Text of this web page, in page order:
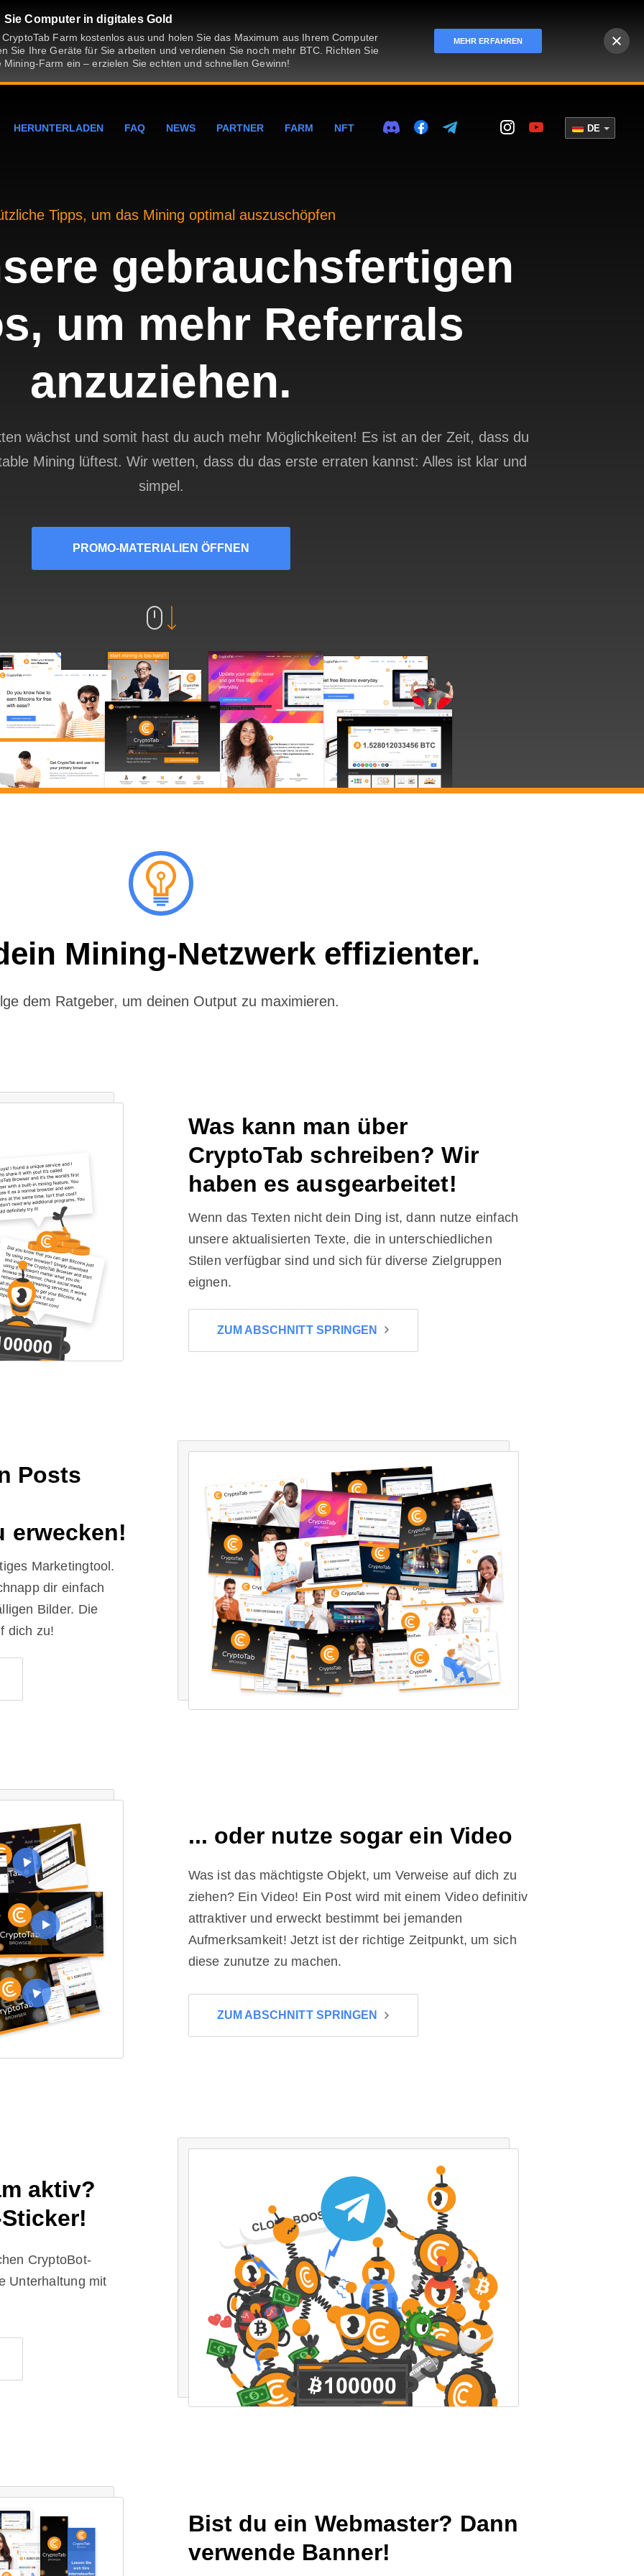
Sie Computer in digitales Gold
Farm kostenlos aus und holen Sie das Maximum aus Ihrem Computer
Sie Ihre Geräte für Sie arbeiten und verdienen Sie noch mehr BTC. Richten Sie
Mining-Farm ein – erzielen Sie echten und schnellen Gewinn!
MEHR ERFAHREN
HERUNTERLADEN FAQ NEWS PARTNER FARM NFT DE
Tipps, um das Mining optimal auszuschöpfen
gebrauchsfertigen
um mehr Referrals
anzuziehen.
wächst und somit hast du auch mehr Möglichkeiten! Es ist an der Zeit, dass du
Mining lüftest. Wir wetten, dass du das erste erraten kannst: Alles ist klar und
simpel.
PROMO-MATERIALIEN ÖFFNEN
Mining-Netzwerk effizienter.
dem Ratgeber, um deinen Output zu maximieren.
Was kann man über
CryptoTab schreiben? Wir
haben es ausgearbeitet!
Wenn das Texten nicht dein Ding ist, dann nutze einfach
unsere aktualisierten Texte, die in unterschiedlichen
Stilen verfügbar sind und sich für diverse Zielgruppen
eignen.
ZUM ABSCHNITT SPRINGEN
Posts
erwecken!
Marketingtool.
dir einfach
Bilder. Die
dich zu!
... oder nutze sogar ein Video
Was ist das mächtigste Objekt, um Verweise auf dich zu
ziehen? Ein Video! Ein Post wird mit einem Video definitiv
attraktiver und erweckt bestimmt bei jemanden
Aufmerksamkeit! Jetzt ist der richtige Zeitpunkt, um sich
diese zunutze zu machen.
ZUM ABSCHNITT SPRINGEN
aktiv?
CryptoBot-
Unterhaltung mit
Bist du ein Webmaster? Dann
verwende Banner!